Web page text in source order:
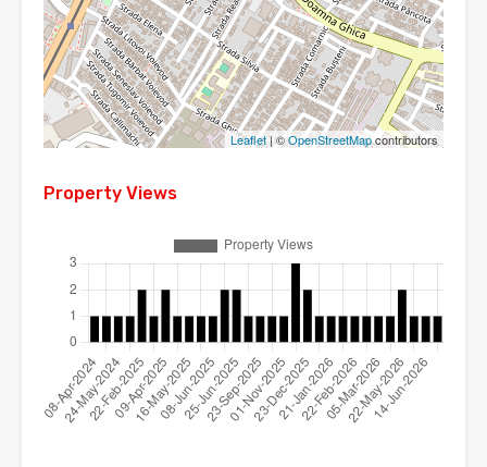
Leaflet | ©OpenStreetMapcontributors
Property Views